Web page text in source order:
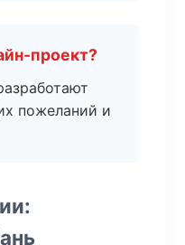
проект?
пожеланий и